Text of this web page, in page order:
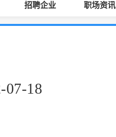
招聘企业 职场资讯
07-18